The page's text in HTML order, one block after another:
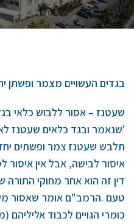
בגדים העשויים מצמר ופשתן
שעטנז – אסור ללבוש כלאי
'שנאמר ובגד כלאים שעטנז
תלבש שעטנז צמר ופשתים
איסור לבישה, אבל אין איסור
דין זה הוא אחר מחוקי
טעם .הרמב"ם אומר שאסור
כומרי הגויים לכבוד אליליהם